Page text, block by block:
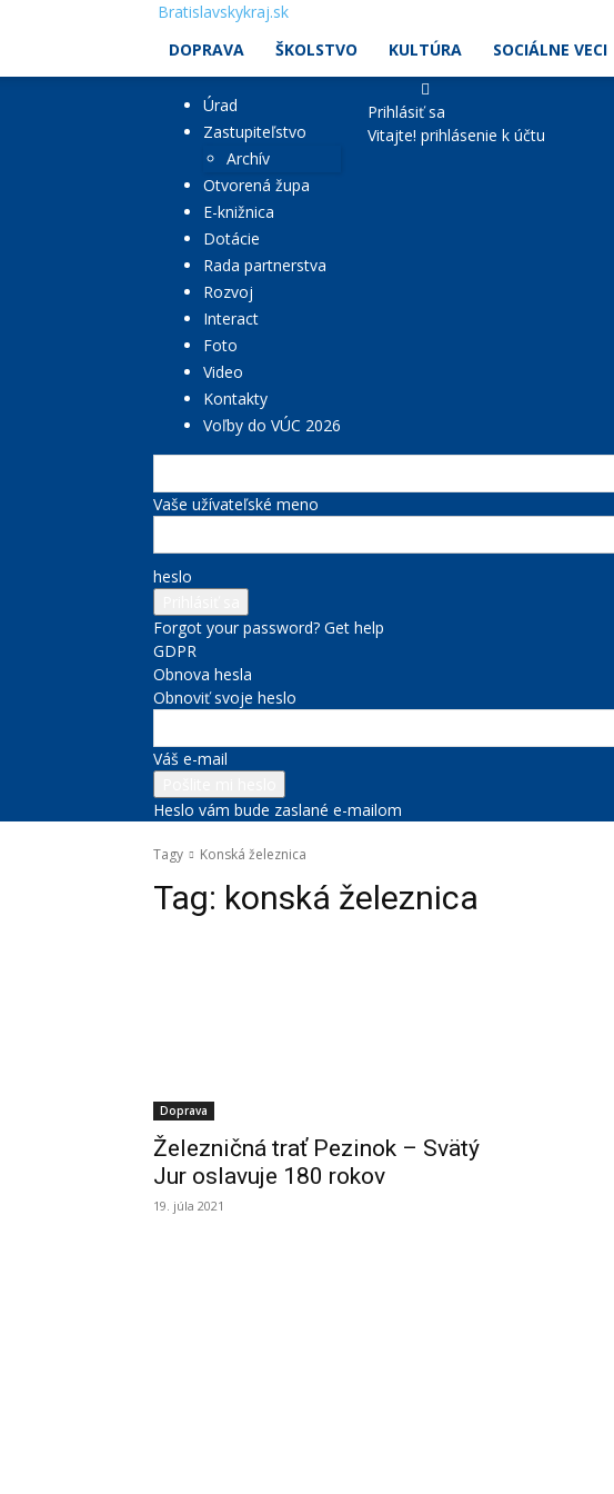
Bratislavskykraj.sk
DOPRAVA
ŠKOLSTVO KULTÚRA SOCIÁLNE VECI
Úrad
Zastupiteľstvo
Archív
Otvorená župa
E-knižnica
Dotácie
Rada partnerstva
Rozvoj
Interact
Foto
Video
Kontakty
Voľby do VÚC 2026
Prihlásiť sa
Vitajte! prihlásenie k účtu
Vaše užívateľské meno
heslo
Forgot your password? Get help
GDPR
Obnova hesla
Obnoviť svoje heslo
Váš e-mail
Heslo vám bude zaslané e-mailom
Tagy Konská železnica
Tag: konská železnica
Doprava
Železničná trať Pezinok – Svätý
Jur oslavuje 180 rokov
19. júla 2021